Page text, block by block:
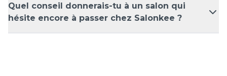
Quel conseil donnerais-tu à un salon qui
hésite encore à passer chez Salonkee ?